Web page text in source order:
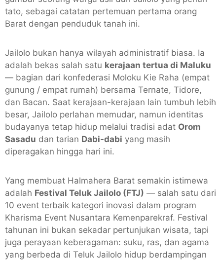
tato, sebagai catatan pertemuan pertama orang
Barat dengan penduduk tanah ini.
Jailolo bukan hanya wilayah administratif biasa. Ia
adalah bekas salah satu kerajaan tertua di Maluku
— bagian dari konfederasi Moloku Kie Raha (empat
gunung / empat rumah) bersama Ternate, Tidore,
dan Bacan. Saat kerajaan-kerajaan lain tumbuh lebih
besar, Jailolo perlahan memudar, namun identitas
budayanya tetap hidup melalui tradisi adat Orom
Sasadu dan tarian Dabi-dabi yang masih
diperagakan hingga hari ini.
Yang membuat Halmahera Barat semakin istimewa
adalah Festival Teluk Jailolo (FTJ) — salah satu dari
10 event terbaik kategori inovasi dalam program
Kharisma Event Nusantara Kemenparekraf. Festival
tahunan ini bukan sekadar pertunjukan wisata, tapi
juga perayaan keberagaman: suku, ras, dan agama
yang berbeda di Teluk Jailolo hidup berdampingan